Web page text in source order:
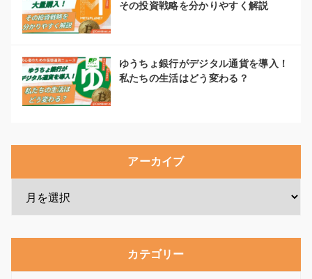
その投資戦略を分かりやすく解説
ゆうちょ銀行がデジタル通貨を導入！
私たちの生活はどう変わる？
アーカイブ
カテゴリー